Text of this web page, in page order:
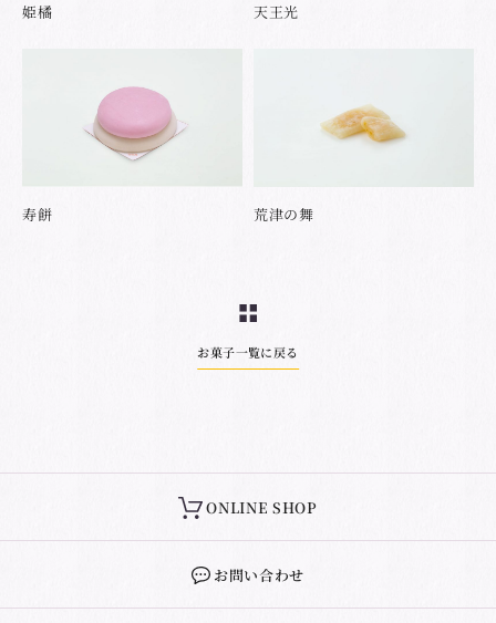
姫橘 天王光
寿餅 荒津の舞
お菓子一覧に戻る
ONLINE SHOP
お問い合わせ